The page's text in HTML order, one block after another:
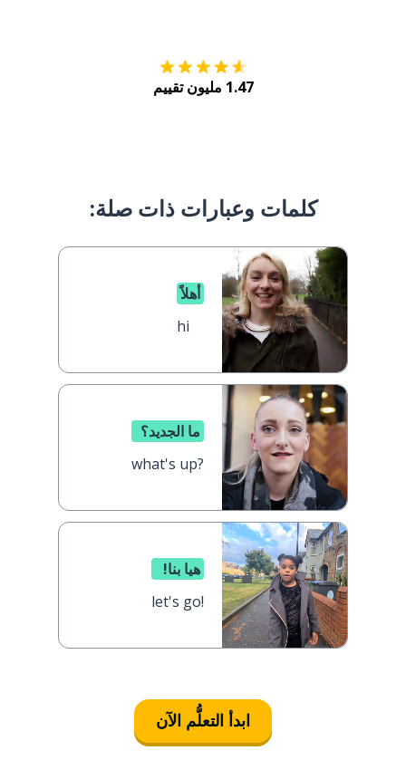
1.47 مليون تقييم
كلمات وعبارات ذات صلة:
أهلاً
hi
ما الجديد؟
what's up?
هيا بنا!
let's go!
ابدأ التعلُّم الآن